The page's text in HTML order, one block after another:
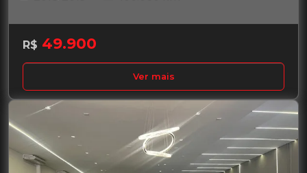
R$ 49.900
Ver mais